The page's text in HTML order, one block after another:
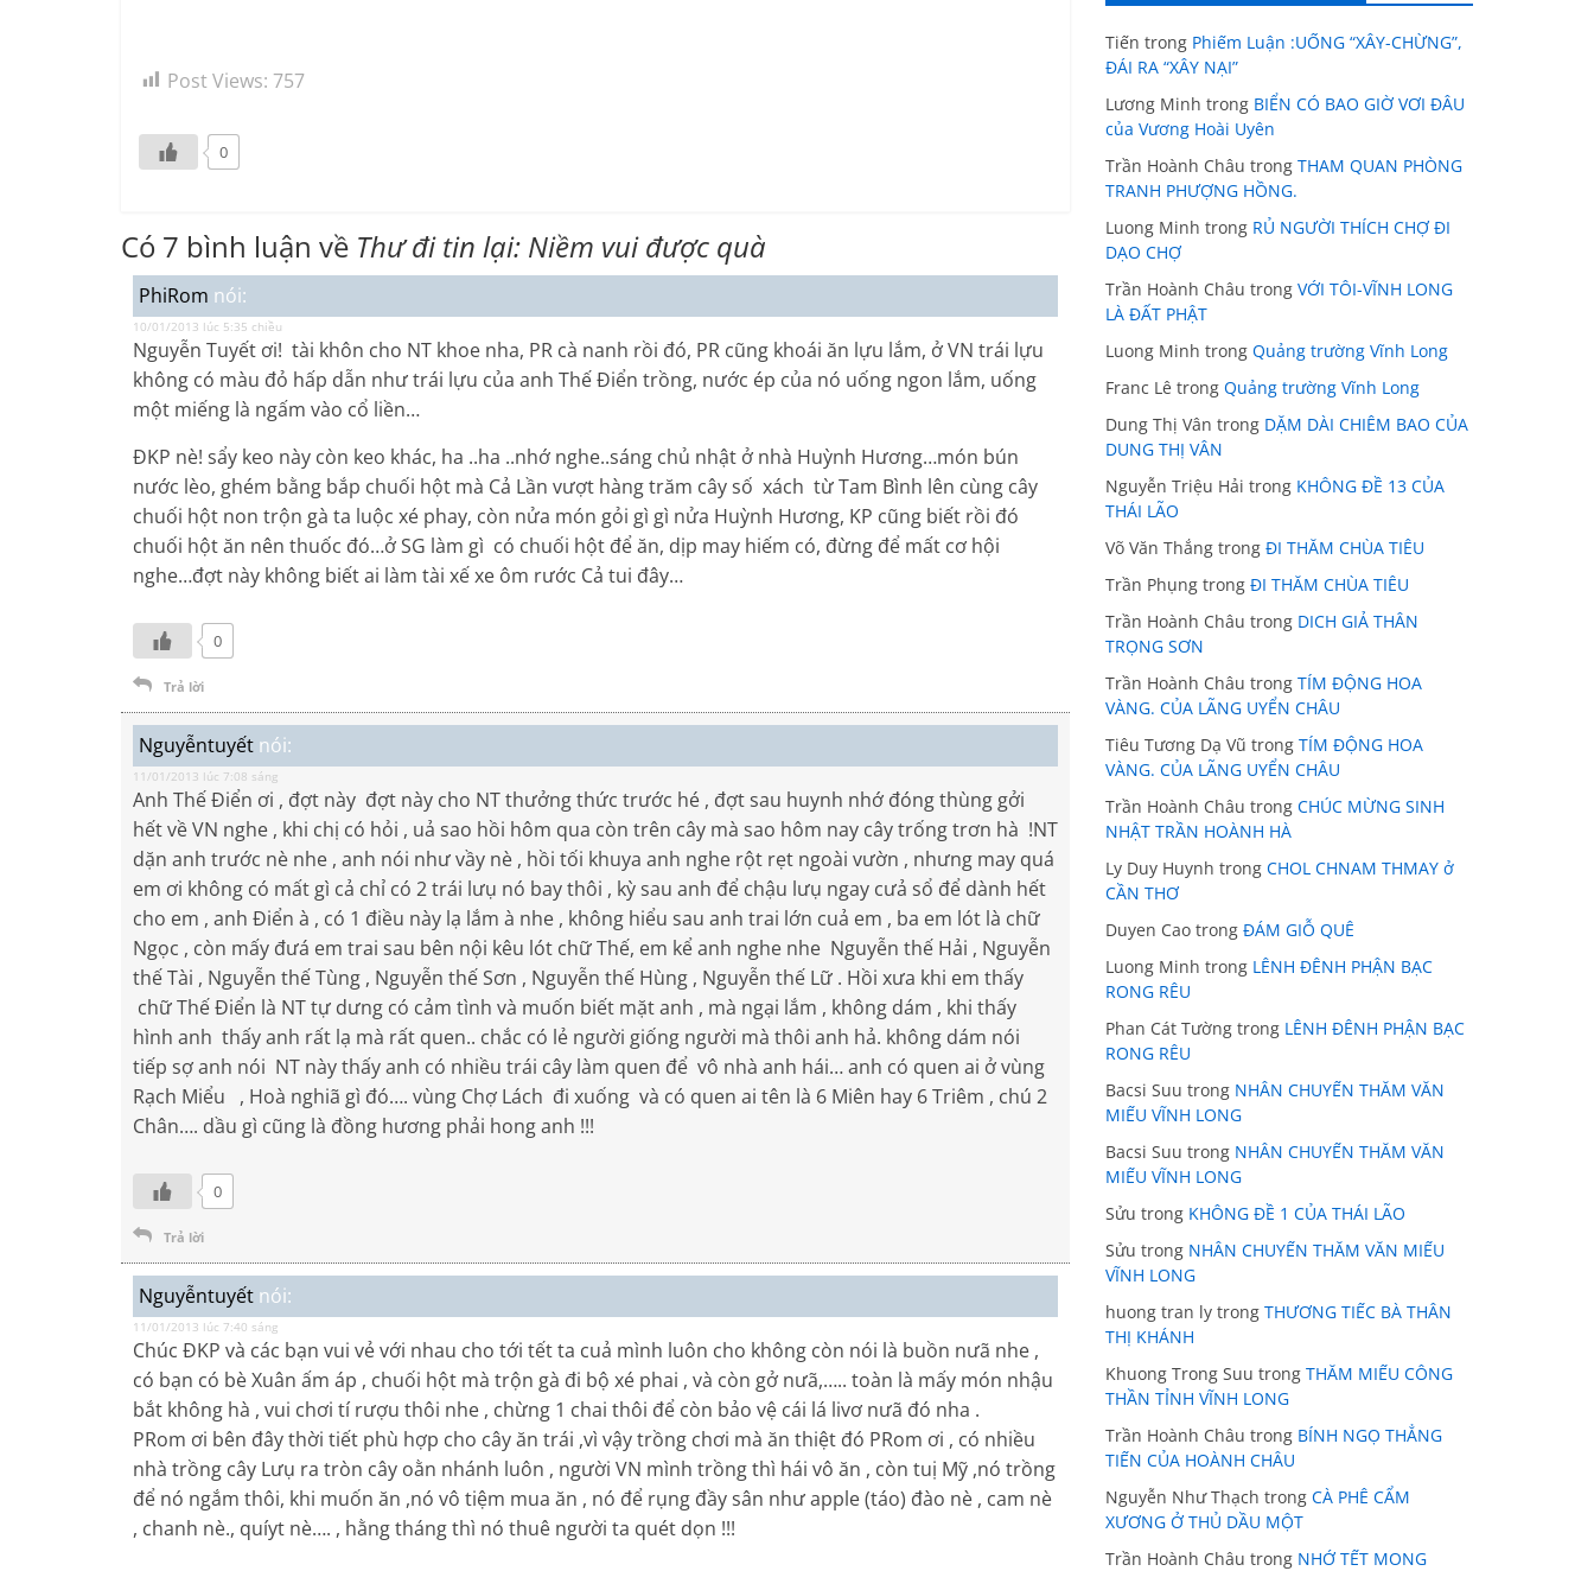
Post Views: 757
0
Có 7 bình luận về Thư đi tin lại: Niềm vui được quà
PhiRom nói:
10/01/2013 lúc 5:35 chiều
Nguyễn Tuyết ơi! tài khôn cho NT khoe nha, PR cà nanh rồi đó, PR cũng khoái ăn lựu lắm, ở VN trái lựu
không có màu đỏ hấp dẫn như trái lựu của anh Thế Điển trồng, nước ép của nó uống ngon lắm, uống
một miếng là ngấm vào cổ liền…
ĐKP nè! sẩy keo này còn keo khác, ha ..ha ..nhớ nghe..sáng chủ nhật ở nhà Huỳnh Hương…món bún
nước lèo, ghém bằng bắp chuối hột mà Cả Lần vượt hàng trăm cây số xách từ Tam Bình lên cùng cây
chuối hột non trộn gà ta luộc xé phay, còn nửa món gỏi gì gì nửa Huỳnh Hương, KP cũng biết rồi đó
chuối hột ăn nên thuốc đó…ở SG làm gì có chuối hột để ăn, dịp may hiếm có, đừng để mất cơ hội
nghe…đợt này không biết ai làm tài xế xe ôm rước Cả tui đây…
0
Trả lời
Nguyễntuyết nói:
11/01/2013 lúc 7:08 sáng
Anh Thế Điển ơi , đợt này đợt này cho NT thưởng thức trước hé , đợt sau huynh nhớ đóng thùng gởi
hết về VN nghe , khi chị có hỏi , uả sao hồi hôm qua còn trên cây mà sao hôm nay cây trống trơn hà !NT
dặn anh trước nè nhe , anh nói như vầy nè , hồi tối khuya anh nghe rột rẹt ngoài vườn , nhưng may quá
em ơi không có mất gì cả chỉ có 2 trái lưụ nó bay thôi , kỳ sau anh để chậu lưụ ngay cưả sổ để dành hết
cho em , anh Điển à , có 1 điều này lạ lắm à nhe , không hiểu sau anh trai lớn cuả em , ba em lót là chữ
Ngọc , còn mấy đưá em trai sau bên nội kêu lót chữ Thế, em kể anh nghe nhe Nguyễn thế Hải , Nguyễn
thế Tài , Nguyễn thế Tùng , Nguyễn thế Sơn , Nguyễn thế Hùng , Nguyễn thế Lữ . Hồi xưa khi em thấy
chữ Thế Điển là NT tự dưng có cảm tình và muốn biết mặt anh , mà ngại lắm , không dám , khi thấy
hình anh thấy anh rất lạ mà rất quen.. chắc có lẻ người giống người mà thôi anh hả. không dám nói
tiếp sợ anh nói NT này thấy anh có nhiều trái cây làm quen để vô nhà anh hái… anh có quen ai ở vùng
Rạch Miểu , Hoà nghiã gì đó…. vùng Chợ Lách đi xuống và có quen ai tên là 6 Miên hay 6 Triêm , chú 2
Chân…. dầu gì cũng là đồng hương phải hong anh !!!
0
Trả lời
Nguyễntuyết nói:
11/01/2013 lúc 7:40 sáng
Chúc ĐKP và các bạn vui vẻ với nhau cho tới tết ta cuả mình luôn cho không còn nói là buồn nưã nhe ,
có bạn có bè Xuân ấm áp , chuối hột mà trộn gà đi bộ xé phai , và còn gở nưã,….. toàn là mấy món nhậu
bắt không hà , vui chơi tí rượu thôi nhe , chừng 1 chai thôi để còn bảo vệ cái lá livơ nưã đó nha .
PRom ơi bên đây thời tiết phù hợp cho cây ăn trái ,vì vậy trồng chơi mà ăn thiệt đó PRom ơi , có nhiều
nhà trồng cây Lưụ ra tròn cây oằn nhánh luôn , người VN mình trồng thì hái vô ăn , còn tuị Mỹ ,nó trồng
để nó ngắm thôi, khi muốn ăn ,nó vô tiệm mua ăn , nó để rụng đầy sân như apple (táo) đào nè , cam nè
, chanh nè., quíyt nè…. , hằng tháng thì nó thuê người ta quét dọn !!!
Tiến trong Phiếm Luận :UỐNG “XÂY-CHỪNG”,
ĐÁI RA “XÂY NẠI”
Lương Minh trong BIỂN CÓ BAO GIỜ VƠI ĐÂU
của Vương Hoài Uyên
Trần Hoành Châu trong THAM QUAN PHÒNG
TRANH PHƯỢNG HỒNG.
Luong Minh trong RỦ NGƯỜI THÍCH CHỢ ĐI
DẠO CHỢ
Trần Hoành Châu trong VỚI TÔI-VĨNH LONG
LÀ ĐẤT PHẬT
Luong Minh trong Quảng trường Vĩnh Long
Franc Lê trong Quảng trường Vĩnh Long
Dung Thị Vân trong DẶM DÀI CHIÊM BAO CỦA
DUNG THỊ VÂN
Nguyễn Triệu Hải trong KHÔNG ĐỀ 13 CỦA
THÁI LÃO
Võ Văn Thắng trong ĐI THĂM CHÙA TIÊU
Trần Phụng trong ĐI THĂM CHÙA TIÊU
Trần Hoành Châu trong DICH GIẢ THÂN
TRỌNG SƠN
Trần Hoành Châu trong TÍM ĐỘNG HOA
VÀNG. CỦA LÃNG UYỂN CHÂU
Tiêu Tương Dạ Vũ trong TÍM ĐỘNG HOA
VÀNG. CỦA LÃNG UYỂN CHÂU
Trần Hoành Châu trong CHÚC MỪNG SINH
NHẬT TRẦN HOÀNH HÀ
Ly Duy Huynh trong CHOL CHNAM THMAY ở
CẦN THƠ
Duyen Cao trong ĐÁM GIỖ QUÊ
Luong Minh trong LÊNH ĐÊNH PHẬN BẠC
RONG RÊU
Phan Cát Tường trong LÊNH ĐÊNH PHẬN BẠC
RONG RÊU
Bacsi Suu trong NHÂN CHUYẾN THĂM VĂN
MIẾU VĨNH LONG
Bacsi Suu trong NHÂN CHUYẾN THĂM VĂN
MIẾU VĨNH LONG
Sửu trong KHÔNG ĐỀ 1 CỦA THÁI LÃO
Sửu trong NHÂN CHUYẾN THĂM VĂN MIẾU
VĨNH LONG
huong tran ly trong THƯƠNG TIẾC BÀ THÂN
THỊ KHÁNH
Khuong Trong Suu trong THĂM MIẾU CÔNG
THẦN TỈNH VĨNH LONG
Trần Hoành Châu trong BÍNH NGỌ THẲNG
TIẾN CỦA HOÀNH CHÂU
Nguyễn Như Thạch trong CÀ PHÊ CẨM
XƯƠNG Ở THỦ DẦU MỘT
Trần Hoành Châu trong NHỚ TẾT MONG